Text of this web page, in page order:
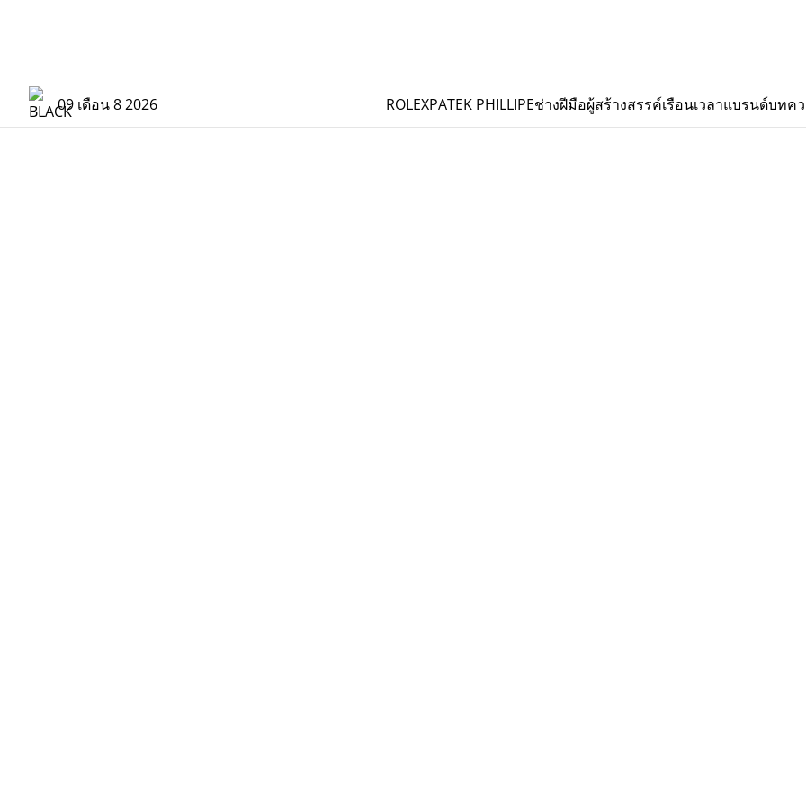
09 เดือน 8 2026 ROLEXPATEK PHILLIPEช่างฝีมือผู้สร้างสรรค์เรือนเวลาแบรนด์บทค